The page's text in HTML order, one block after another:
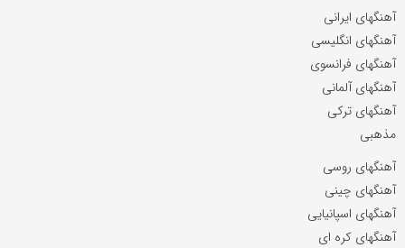
آهنگهای ایرانی
آهنگهای انگلیسی
آهنگهای فرانسوی
آهنگهای آلمانی
آهنگهای ترکی
مذهبی
آهنگهای روسی
آهنگهای چینی
آهنگهای اسپانیایی
آهنگهای کره ای